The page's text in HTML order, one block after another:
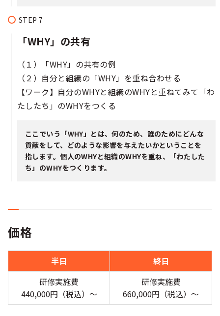
「WHY」の共有​​​​​​​​​​​​
（１）「WHY」の共有の例​​​​
（２）自分と組織の「WHY」を重ね合わせる​​​​
【ワーク】自分のWHYと組織のWHYと重ねてみて「わ
たしたち」のWHYをつくる​​​​
ここでいう「WHY」とは、何のため、誰のためにどんな
貢献をして、どのような影響を与えたいかということを
指します。個人のWHYと組織のWHYを重ね、「わたした
ち」のWHYをつくります。
価格
半日
終日
研修実施費
440,000円（税込）〜
研修実施費
660,000円（税込）〜